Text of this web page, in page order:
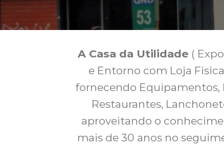
A Casa da Utilidade (
e Entorno com Loja
fornecendo Equipamentos,
Restaurantes,
aproveitando o
mais de 30 anos no